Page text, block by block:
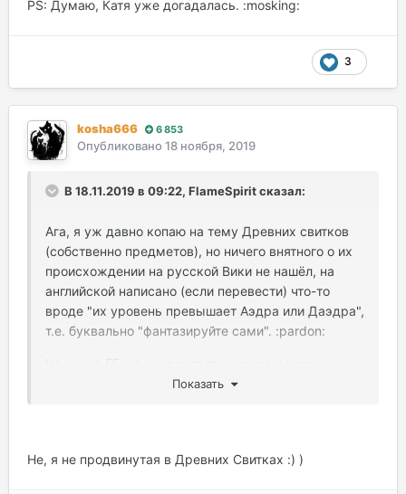
PS: Думаю, Катя уже догадалась. :mosking:
3
kosha666 6 853
Опубликовано 18 ноября, 2019
В 18.11.2019 в 09:22, FlameSpirit сказал:
Ага, я уж давно копаю на тему Древних свитков
(собственно предметов), но ничего внятного о их
происхождении на русской Вики не нашёл, на
английской написано (если перевести) что-то
вроде "их уровень превышает Аэдра или Даэдра",
т.е. буквально "фантазируйте сами". :pardon:
откуда пришёл мой ГГ.Показать
Не, я не продвинутая в Древних Свитках :) )